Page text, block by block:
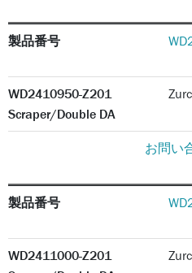
製品番号
WD2410950-Z201
Scraper/Double DA
お問い
製品番号
WD2411000-Z201